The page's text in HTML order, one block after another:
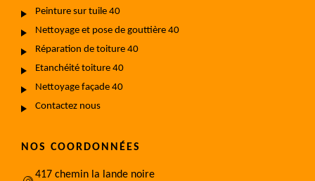
Peinture sur tuile 40
Nettoyage et pose de gouttière 40
Réparation de toiture 40
Etanchéité toiture 40
Nettoyage façade 40
Contactez nous
NOS COORDONNÉES
417 chemin la lande noire